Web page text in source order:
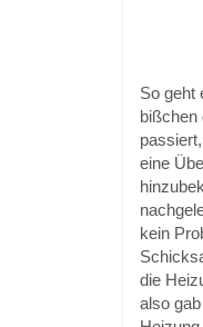
So geht
bißchen
eine
kein
die
also